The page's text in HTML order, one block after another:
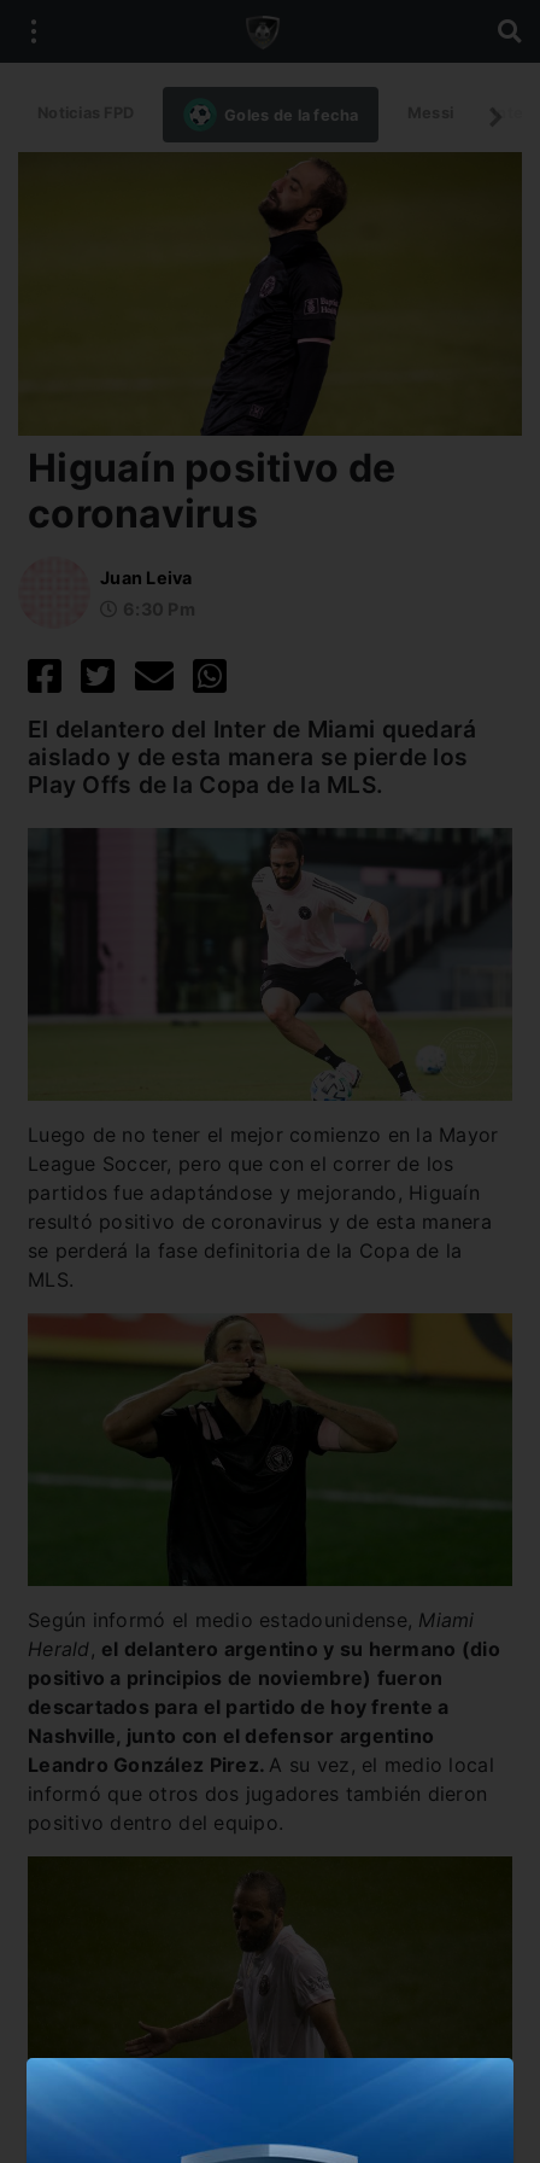
Goles de la fecha
Higuaín positivo de
coronavirus
Juan Leiva
El delantero del Inter de Miami quedará
aislado y de esta manera se pierde los
Play Offs de la Copa de la MLS.
Luego de no tener el mejor comienzo en la Mayor
League Soccer, pero que con el correr de los
partidos fue adaptándose y mejorando, Higuaín
resultó positivo de coronavirus y de esta manera
se perderá la fase definitoria de la Copa de la
MLS.
Según informó el medio estadounidense, Miami
Herald, el delantero argentino y su hermano (dio
positivo a principios de noviembre) fueron
descartados para el partido de hoy frente a
Nashville, junto con el defensor argentino
Leandro González Pirez. A su vez, el medio local
informó que otros dos jugadores también dieron
positivo dentro del equipo.